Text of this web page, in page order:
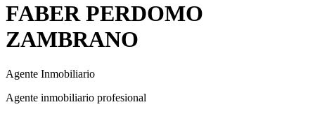
FABER PERDOMO
ZAMBRANO
Agente Inmobiliario
Agente inmobiliario profesional